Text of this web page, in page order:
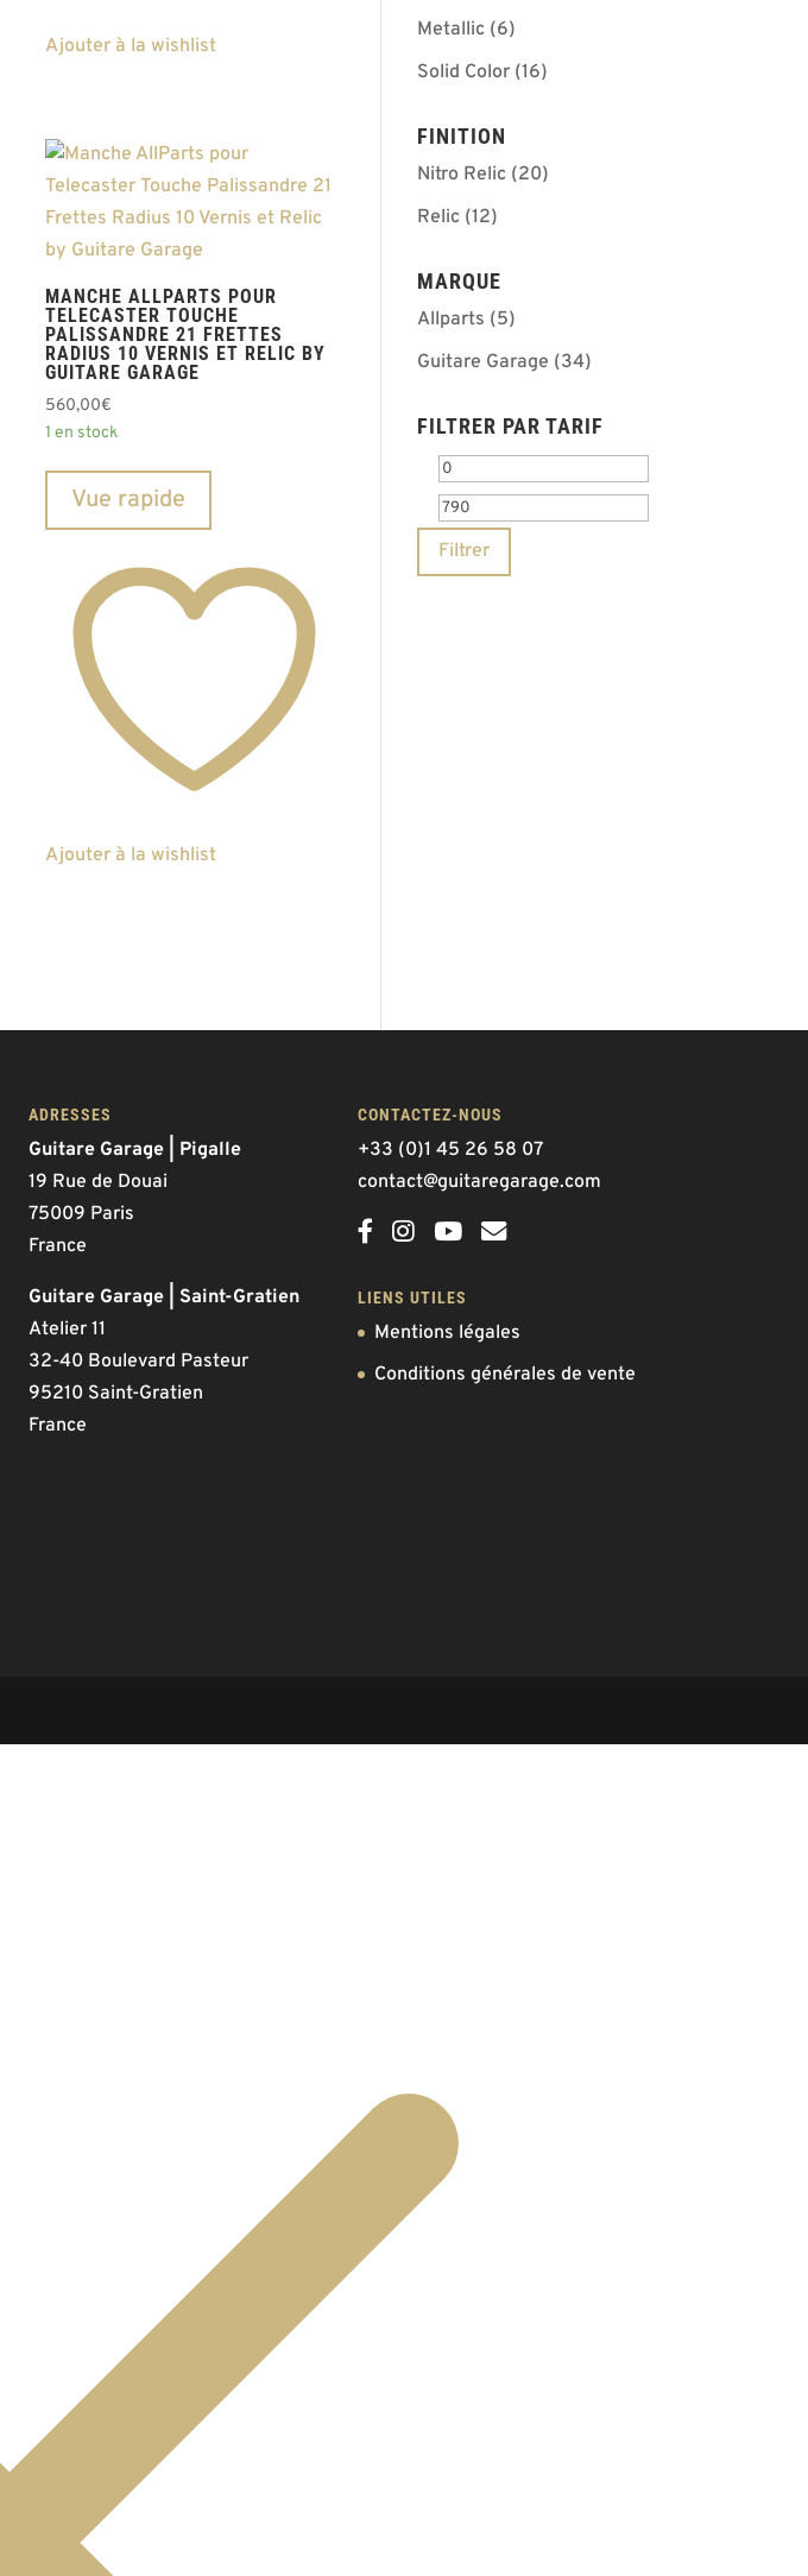
Ajouter à la wishlist
MANCHE ALLPARTS POUR
TELECASTER TOUCHE
PALISSANDRE 21 FRETTES
RADIUS 10 VERNIS ET RELIC BY
GUITARE GARAGE
560,00€
1 en stock
Vue rapide
Ajouter à la wishlist
Metallic (6)
Solid Color (16)
FINITION
Nitro Relic (20)
Relic (12)
MARQUE
Allparts (5)
Guitare Garage (34)
FILTRER PAR TARIF
Prix
min
Filtrer
ADRESSES
Guitare Garage | Pigalle
19 Rue de Douai
75009 Paris
France
Guitare Garage | Saint-Gratien
Atelier 11
32-40 Boulevard Pasteur
95210 Saint-Gratien
France
CONTACTEZ-NOUS
+33 (0)1 45 26 58 07
contact@guitaregarage.com
LIENS UTILES
Mentions légales
Conditions générales de vente